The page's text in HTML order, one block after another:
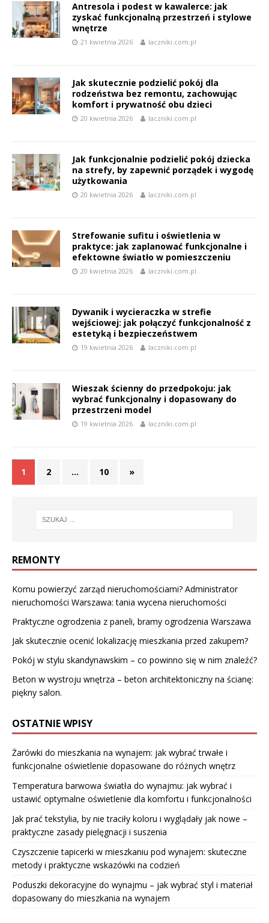
Antresola i podest w kawalerce: jak
zyskać funkcjonalną przestrzeń i stylowe
wnętrze
21 kwietnia 2026 laczniki.com.pl
Jak skutecznie podzielić pokój dla
rodzeństwa bez remontu, zachowując
komfort i prywatność obu dzieci
20 kwietnia 2026 laczniki.com.pl
Jak funkcjonalnie podzielić pokój dziecka
na strefy, by zapewnić porządek i wygodę
użytkowania
20 kwietnia 2026 laczniki.com.pl
Strefowanie sufitu i oświetlenia w
praktyce: jak zaplanować funkcjonalne i
efektowne światło w pomieszczeniu
20 kwietnia 2026 laczniki.com.pl
Dywanik i wycieraczka w strefie
wejściowej: jak połączyć funkcjonalność z
estetyką i bezpieczeństwem
19 kwietnia 2026 laczniki.com.pl
Wieszak ścienny do przedpokoju: jak
wybrać funkcjonalny i dopasowany do
przestrzeni model
19 kwietnia 2026 laczniki.com.pl
1 2 … 10 »
REMONTY
Komu powierzyć zarząd nieruchomościami? Administrator
nieruchomości Warszawa: tania wycena nieruchomości
Praktyczne ogrodzenia z paneli, bramy ogrodzenia Warszawa
Jak skutecznie ocenić lokalizację mieszkania przed zakupem?
Pokój w stylu skandynawskim – co powinno się w nim znaleźć?
Beton w wystroju wnętrza – beton architektoniczny na ścianę:
piękny salon.
OSTATNIE WPISY
Żarówki do mieszkania na wynajem: jak wybrać trwałe i
funkcjonalne oświetlenie dopasowane do różnych wnętrz
Temperatura barwowa światła do wynajmu: jak wybrać i
ustawić optymalne oświetlenie dla komfortu i funkcjonalności
Jak prać tekstylia, by nie traciły koloru i wyglądały jak nowe –
praktyczne zasady pielęgnacji i suszenia
Czyszczenie tapicerki w mieszkaniu pod wynajem: skuteczne
metody i praktyczne wskazówki na codzień
Poduszki dekoracyjne do wynajmu – jak wybrać styl i materiał
dopasowany do mieszkania na wynajem